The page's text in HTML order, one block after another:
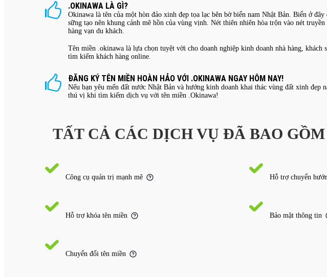
.OKINAWA LÀ GÌ?
Okinawa là tên của một hòn đảo xinh đẹp tọa lạc bên bờ biển nam Nhật Bản. Biển ở
sững tạo nên khung cảnh mê hồn của vùng vịnh. Nét thiên nhiên hòa trộn vào nét
hàng vạn du khách.
Tên miền .okinawa là lựa chọn tuyệt vời cho doanh nghiệp kinh doanh nhà hàng,
tìm kiếm khách hàng online.
ĐĂNG KÝ TÊN MIỀN HOÀN HẢO VỚI .OKINAWA NGAY HÔM NAY!
Nếu bạn yêu mến đất nước Nhật Bản và hướng kinh doanh khai thác vùng đất xinh
thú vị khi tìm kiếm dịch vụ với tên miền .Okinawa!
TẤT CẢ CÁC DỊCH VỤ ĐÃ BAO GỒM
Công cụ quản trị mạnh mẽ Hỗ trợ chuyển
Hỗ trợ khóa tên miền Bảo mật thông tin
Chuyển đổi tên miền